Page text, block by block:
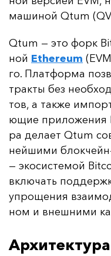
ма­ши­ной Qtum
Qtum — это форк
ной Ethereum
го. Плат­фор­ма
трак­ты без
тов, а так­же
ющие при­ло­же­ния
ра де­ла­ет Qtum
ней­ши­ми
— эко­сис­те­мой
вклю­чать
уп­ро­ще­ния
ном и внеш­ни­ми